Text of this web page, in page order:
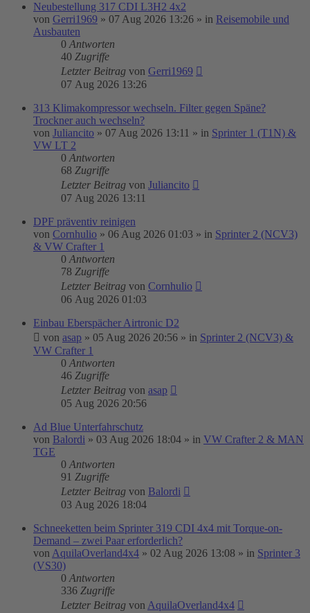
Neubestellung 317 CDI L3H2 4x2
von Gerri1969 » 07 Aug 2026 13:26 » in Reisemobile und
Ausbauten
0 Antworten
40 Zugriffe
Letzter Beitrag von Gerri1969
07 Aug 2026 13:26
313 Klimakompressor wechseln. Filter gegen Späne?
Trockner auch wechseln?
von Juliancito » 07 Aug 2026 13:11 » in Sprinter 1 (T1N) &
VW LT 2
0 Antworten
68 Zugriffe
Letzter Beitrag von Juliancito
07 Aug 2026 13:11
DPF präventiv reinigen
von Cornhulio » 06 Aug 2026 01:03 » in Sprinter 2 (NCV3)
& VW Crafter 1
0 Antworten
78 Zugriffe
Letzter Beitrag von Cornhulio
06 Aug 2026 01:03
Einbau Eberspächer Airtronic D2
von asap » 05 Aug 2026 20:56 » in Sprinter 2 (NCV3) &
VW Crafter 1
0 Antworten
46 Zugriffe
Letzter Beitrag von asap
05 Aug 2026 20:56
Ad Blue Unterfahrschutz
von Balordi » 03 Aug 2026 18:04 » in VW Crafter 2 & MAN
TGE
0 Antworten
91 Zugriffe
Letzter Beitrag von Balordi
03 Aug 2026 18:04
Schneeketten beim Sprinter 319 CDI 4x4 mit Torque-on-
Demand – zwei Paar erforderlich?
von AquilaOverland4x4 » 02 Aug 2026 13:08 » in Sprinter 3
(VS30)
0 Antworten
336 Zugriffe
Letzter Beitrag von AquilaOverland4x4